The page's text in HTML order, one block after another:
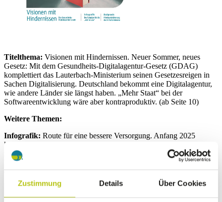
Zustimmung Details Über Cookies
Titelthema: Visionen mit Hindernissen. Neuer Sommer, neues
Gesetz: Mit dem Gesundheits-Digitalagentur-Gesetz (GDAG)
komplettiert das Lauterbach-Ministerium seinen Gesetzesreigen in
Sachen Digitalisierung. Deutschland bekommt eine Digitalagentur,
wie andere Länder sie längst haben. „Mehr Staat“ bei der
Softwareentwicklung wäre aber kontraproduktiv. (ab Seite 10)
Weitere Themen:
Infografik: Route für eine bessere Versorgung. Anfang 2025
kommt die „ePA“. Die Funktionalitäten der ePA gelangen in
mehreren Ausbaustufen schrittweise in die Praxen. Das
Bundesgesundheitsministerium hat einen genauen Fahrplan für die
ePA bis 2026 erstellt. (ab Seite 16)
Im Porträt:Dr. Alexandra Widmer arbeitet nicht nur als Ärztin,
sondern betreibt ein Portal, auf dem sie mit Podcasts und Videocasts